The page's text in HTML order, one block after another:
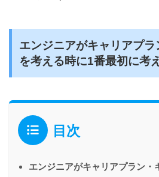
エンジニアがキャリアプ
を考える時に1番最初に考
目次
エンジニアがキャリアプラン・